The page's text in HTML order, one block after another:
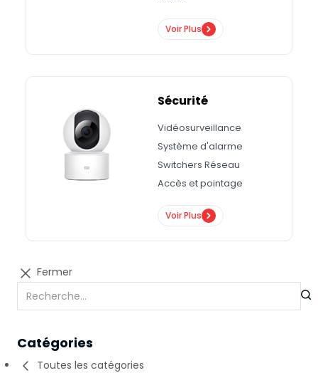
Voir Plus
Sécurité
Vidéosurveillance
Système d'alarme
Switchers Réseau
Accès et pointage
Voir Plus
Fermer
Catégories
Toutes les catégories